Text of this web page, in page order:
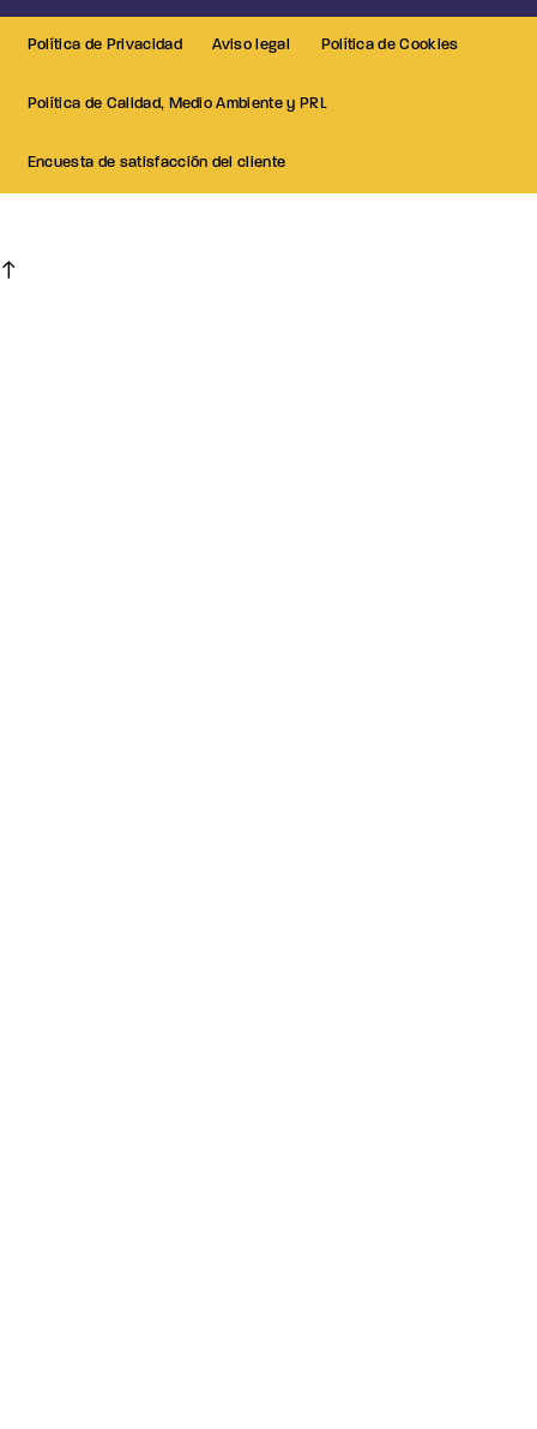
Política de Privacidad Aviso legal Política de Cookies
Política de Calidad, Medio Ambiente y PRL
Encuesta de satisfacción del cliente